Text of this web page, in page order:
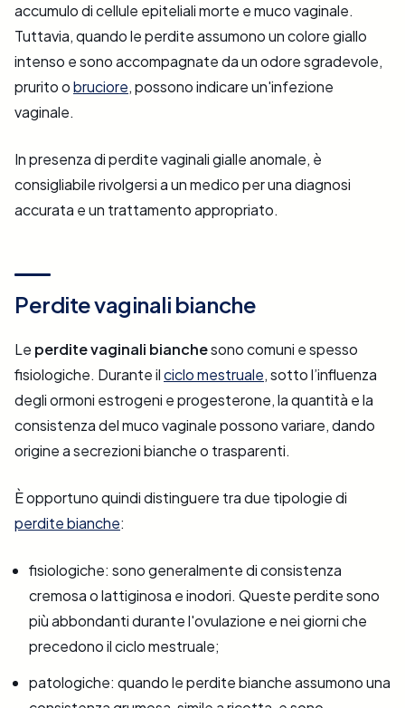
accumulo di cellule epiteliali morte e muco vaginale.
Tuttavia, quando le perdite assumono un colore giallo
intenso e sono accompagnate da un odore sgradevole,
prurito obruciore, possono indicare un'infezione
vaginale.
In presenza di perdite vaginali gialle anomale, è
consigliabile rivolgersi a un medico per una diagnosi
accurata e un trattamento appropriato.
Perdite vaginali bianche
Le perdite vaginali bianchesono comuni e spesso
fisiologiche. Durante ilciclo mestruale, sotto l’influenza
degli ormoni estrogeni e progesterone, la quantità e la
consistenza del muco vaginale possono variare, dando
origine a secrezioni bianche o trasparenti.
È opportuno quindi distinguere tra due tipologie di
perdite bianche:
fisiologiche: sono generalmente di consistenza
cremosa o lattiginosa e inodori. Queste perdite sono
più abbondanti durante l'ovulazione e nei giorni che
precedono il ciclo mestruale;
patologiche: quando le perdite bianche assumono una